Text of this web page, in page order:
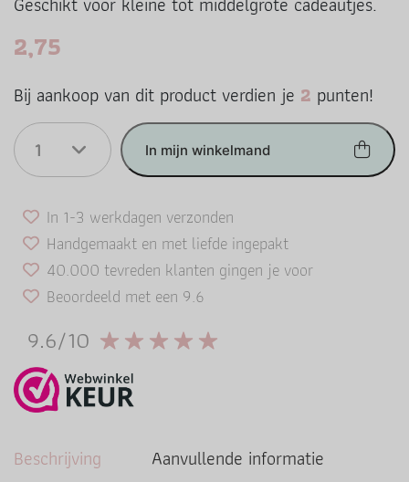
2,75
Bij aankoop van dit product verdien je 2 punten!
1
In mijn winkelmand
In 1-3 werkdagen verzonden
Handgemaakt en met liefde ingepakt
40.000 tevreden klanten gingen je voor
Beoordeeld met een 9.6
9.6/10
Beschrijving
Aanvullende informatie